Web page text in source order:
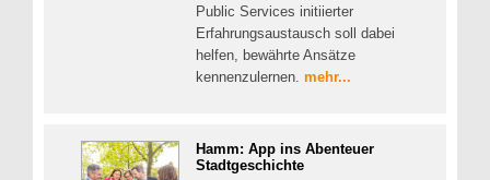
Public Services initiierter
Erfahrungsaustausch soll dabei
helfen, bewährte Ansätze
kennenzulernen. mehr...
Hamm: App ins Abenteuer
Stadtgeschichte